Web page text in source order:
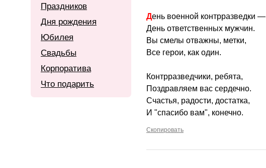
День военной контрразведки —
День ответственных мужчин.
Вы смелы отважны, метки,
Все герои, как один.
Контрразведчики, ребята,
Поздравляем вас сердечно.
Счастья, радости, достатка,
И "спасибо вам", конечно.
Скопировать
Праздников
Дня рождения
Юбилея
Свадьбы
Корпоратива
Что подарить